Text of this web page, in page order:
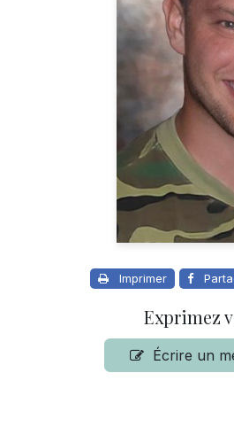
Imprimer
Exprimez
Écrire un